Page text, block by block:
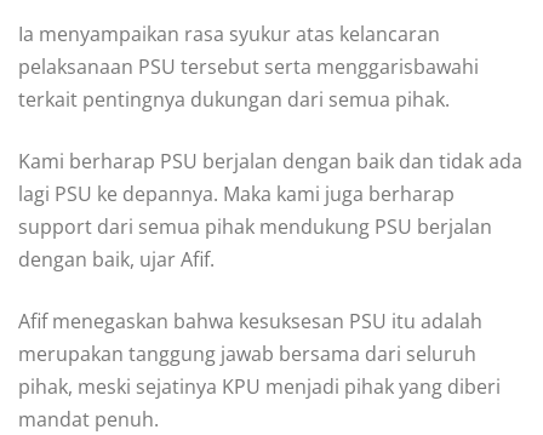
Ia menyampaikan rasa syukur atas kelancaran
pelaksanaan PSU tersebut serta menggarisbawahi
terkait pentingnya dukungan dari semua pihak.
Kami berharap PSU berjalan dengan baik dan tidak ada
lagi PSU ke depannya. Maka kami juga berharap
support dari semua pihak mendukung PSU berjalan
dengan baik, ujar Afif.
Afif menegaskan bahwa kesuksesan PSU itu adalah
merupakan tanggung jawab bersama dari seluruh
pihak, meski sejatinya KPU menjadi pihak yang diberi
mandat penuh.